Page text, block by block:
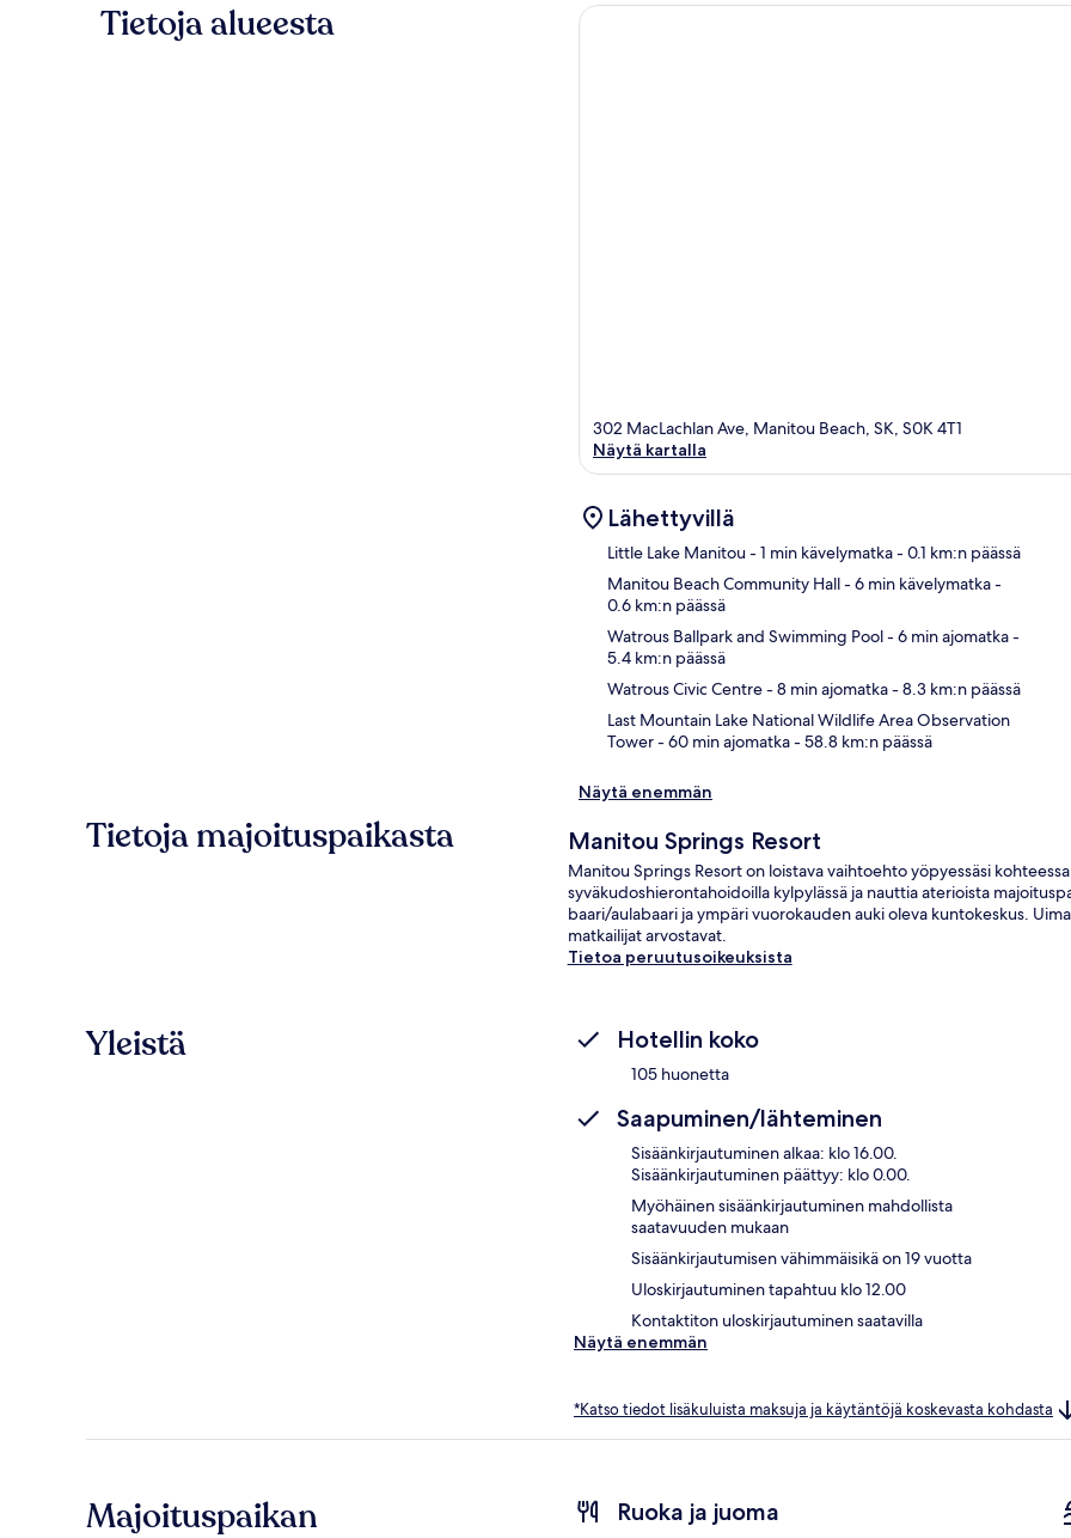
Tietoja alueesta
302 MacLachlan Ave, Manitou Beach, SK, S0K 4T1
Näytä kartalla
Lähettyvillä
Little Lake Manitou- 1 min kävelymatka- 0.1 km:n päässä
Manitou Beach Community Hall- 6 min kävelymatka-
0.6 km:n päässä
Watrous Ballpark and Swimming Pool- 6 min ajomatka-
5.4 km:n päässä
Watrous Civic Centre- 8 min ajomatka- 8.3 km:n päässä
Last Mountain Lake National Wildlife Area Observation
Tower- 60 min ajomatka- 58.8 km:n päässä
Näytä enemmän
Tietoja majoituspaikasta Manitou Springs Resort
Manitou Springs Resort on loistava vaihtoehto yöpyessäsi
syväkudoshierontahoidoilla kylpylässä ja nauttia aterioista
baari/aulabaari ja ympäri vuorokauden auki oleva kuntokeskus.
matkailijat arvostavat.
Tietoa peruutusoikeuksista
Yleistä Hotellin koko
105 huonetta
Saapuminen/lähteminen
Sisäänkirjautuminen alkaa: klo 16.00.
Sisäänkirjautuminen päättyy: klo 0.00.
Myöhäinen sisäänkirjautuminen mahdollista
saatavuuden mukaan
Sisäänkirjautumisen vähimmäisikä on 19 vuotta
Uloskirjautuminen tapahtuu klo 12.00
Kontaktiton uloskirjautuminen saatavilla
Näytä enemmän
*Katso tiedot lisäkuluista maksuja ja käytäntöjä koskevasta kohdasta
Majoituspaikan
Ruoka ja juoma